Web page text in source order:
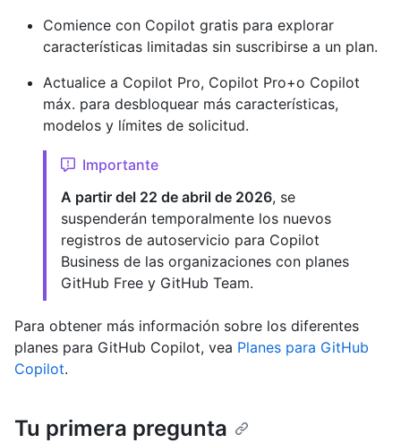
Comience con Copilot gratis para explorar
características limitadas sin suscribirse a un plan.
Actualice a Copilot Pro, Copilot Pro+o Copilot
máx. para desbloquear más características,
modelos y límites de solicitud.
Importante
A partir del 22 de abril de 2026, se
suspenderán temporalmente los nuevos
registros de autoservicio para Copilot
Business de las organizaciones con planes
GitHub Free y GitHub Team.
Para obtener más información sobre los diferentes
planes para GitHub Copilot, vea Planes para GitHub
Copilot.
Tu primera pregunta